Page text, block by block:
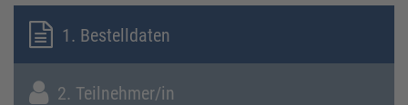
1. Bestelldaten
2. Teilnehmer/in